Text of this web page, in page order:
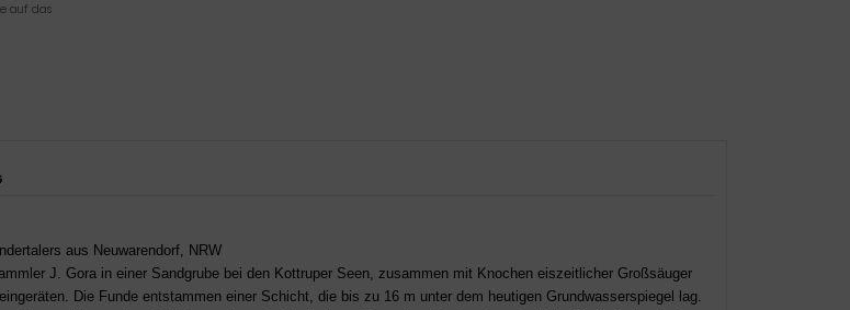
auf das
aus Neuwarendorf, NRW
J. Gora in einer Sandgrube bei den Kottruper Seen, zusammen mit Knochen eiszeitlicher Großsäuger
Die Funde entstammen einer Schicht, die bis zu 16 m unter dem heutigen Grundwasserspiegel lag.